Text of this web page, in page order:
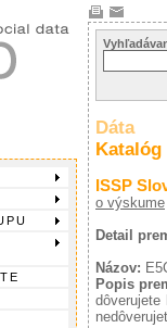
Dáta
Katalóg
ISSP
o výskume
Detail
Názov:
Popis